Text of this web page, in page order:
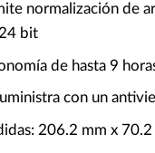
normalización de
bit
de hasta 9
con un
206.2 mm x